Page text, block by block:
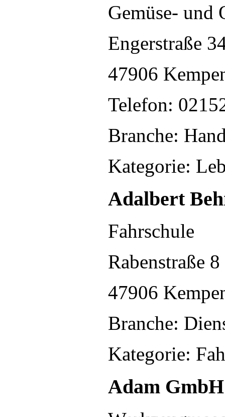
Gemüse- und
Engerstraße
47906
Telefon:
Branche:
Kategorie:
Adalbert
Fahrschule
Rabenstraße 8
47906
Branche:
Kategorie:
Adam GmbH